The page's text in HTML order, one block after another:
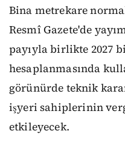
Bina metrekare
Resmî Gazete'de
payıyla birlikte 2027
hesaplanmasında
görünürde teknik
işyeri sahiplerinin
etkileyecek.